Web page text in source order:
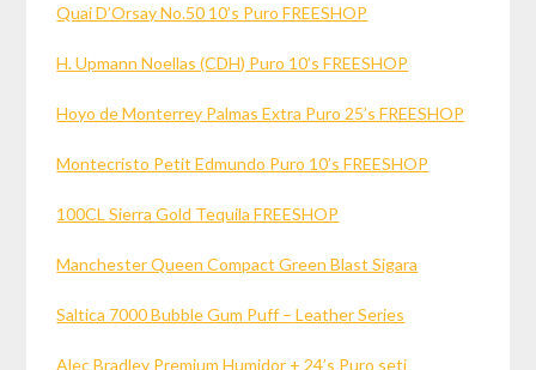
Quai D’Orsay No.50 10’s Puro FREESHOP
H. Upmann Noellas (CDH) Puro 10’s FREESHOP
Hoyo de Monterrey Palmas Extra Puro 25’s FREESHOP
Montecristo Petit Edmundo Puro 10’s FREESHOP
100CL Sierra Gold Tequila FREESHOP
Manchester Queen Compact Green Blast Sigara
Saltica 7000 Bubble Gum Puff – Leather Series
Alec Bradley Premium Humidor + 24’s Puro seti